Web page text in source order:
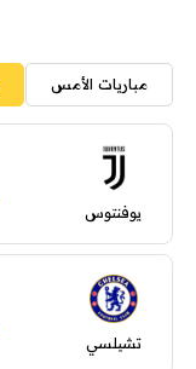
مباريات الأمس
يوفنتوس
تشيلسي